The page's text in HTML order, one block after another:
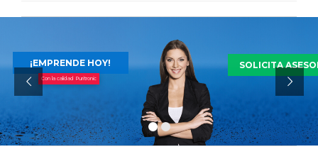
SOLICITA
¡EMPRENDE HOY!
Con la calidad Puritronic